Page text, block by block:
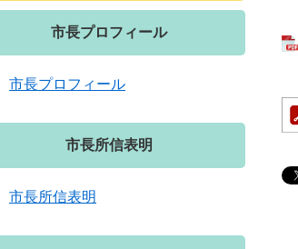
市長プロフィール
市長プロフィール
市長所信表明
市長所信表明